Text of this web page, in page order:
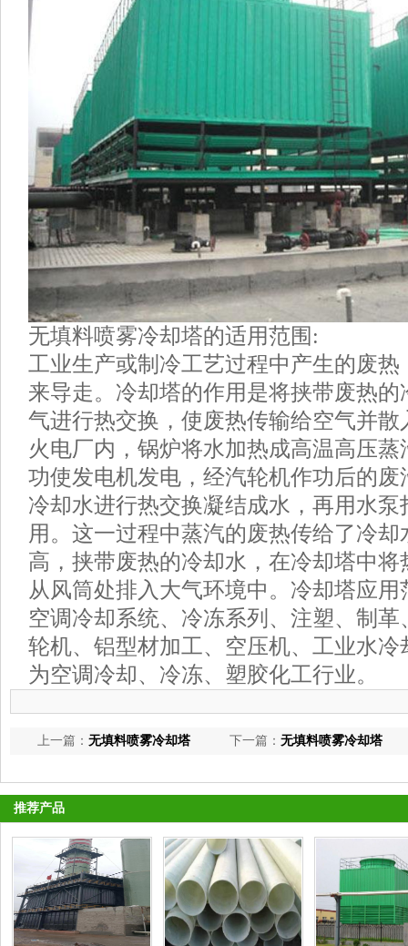
无填料喷雾冷却塔的适用范围:
工业生产或制冷工艺过程中产生的废热
来导走。冷却塔的作用是将挟带废热
气进行热交换，使废热传输给空气并散
火电厂内，锅炉将水加热成高温高压
功使发电机发电，经汽轮机作功后的废
冷却水进行热交换凝结成水，再用水泵
用。这一过程中蒸汽的废热传给了冷
高，挟带废热的冷却水，在冷却塔中
从风筒处排入大气环境中。冷却塔应
空调冷却系统、冷冻系列、注塑、制
轮机、铝型材加工、空压机、工业水冷
为空调冷却、冷冻、塑胶化工行业。
上一篇： 无填料喷雾冷却塔 下一篇： 无填料喷雾冷却塔
推荐产品